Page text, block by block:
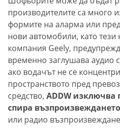
производителите са много
формите на аларма или
нови автомобили, като тези
компания Geely,
временно заглушава аудио
ако водачът не се
пространството пред
средство, ADDW изключва
спира възпроизвеждането
или радио